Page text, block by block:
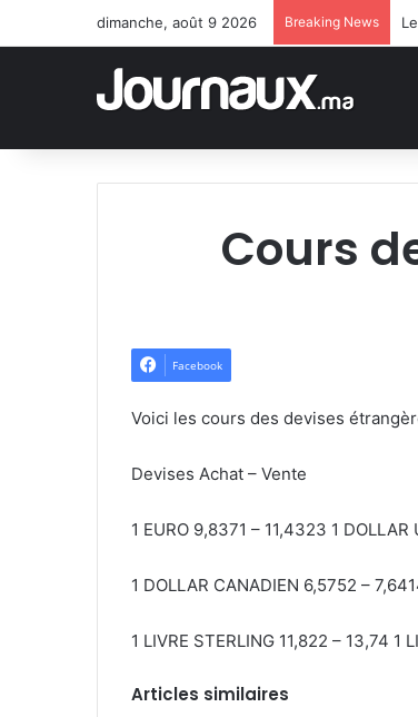
dimanche, août 9 2026 Breaking News
Cours
Facebook
Voici les cours des devises
Devises Achat – Vente
1 EURO 9,8371 – 11,4323 1
1 DOLLAR CANADIEN 6,5752 –
1 LIVRE STERLING 11,822 – 13,74 1
Articles similaires